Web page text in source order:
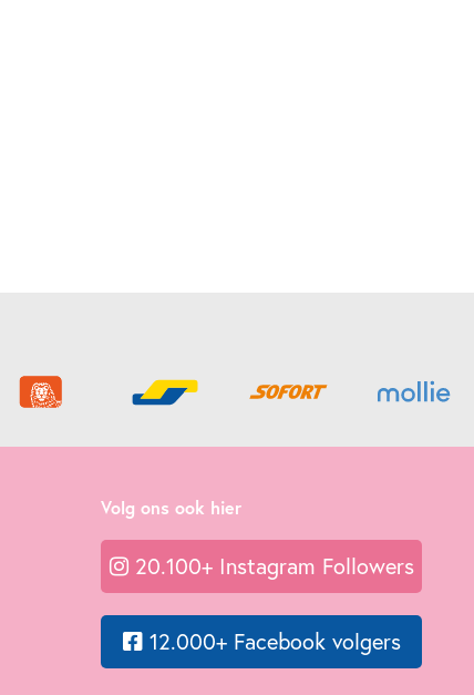
Volg ons ook hier
20.100+ Instagram Followers
12.000+ Facebook volgers